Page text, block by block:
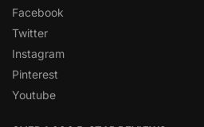
Facebook
Twitter
Instagram
Pinterest
Youtube